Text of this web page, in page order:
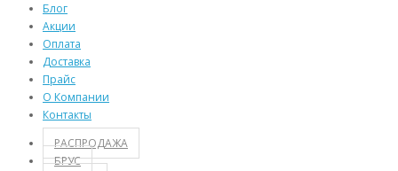
Блог
Акции
Оплата
Доставка
Прайс
О Компании
Контакты
РАСПРОДАЖА
БРУС